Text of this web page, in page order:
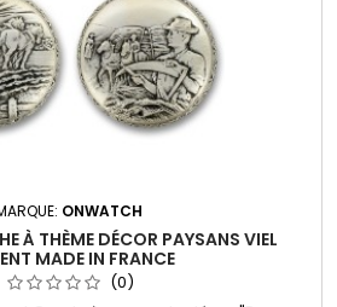
ONWATCH
À THÈME DÉCOR PAYSANS VIEL
MADE IN FRANCE
(0)